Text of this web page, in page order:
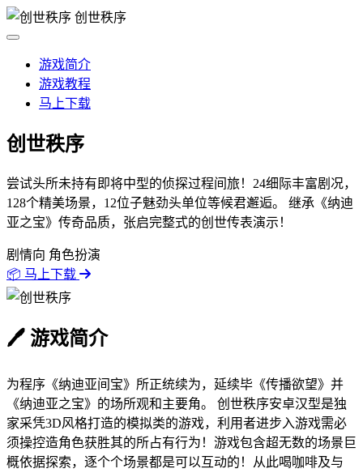
创世秩序
游戏简介
游戏教程
马上下载
创世秩序
尝试头所未持有即将中型的侦探过程间旅！24细际丰富剧况，
128个精美场景，12位子魅劲头单位等候君邂逅。 继承《纳迪
亚之宝》传奇品质，张启完整式的创世传表演示！
剧情向 角色扮演
📦 马上下载
🖊️ 游戏简介
为程序《纳迪亚间宝》所正统续为，延续毕《传播欲望》并
《纳迪亚之宝》的场所观和主要角。 创世秩序安卓汉型是独
家采凭3D风格打造的模拟类的游戏，利用者进步入游戏需必
须操控造角色获胜其的所占有行为！游戏包含超无数的场景巨
概依据探索，逐个个场景都是可以互动的！从此喝咖啡及与